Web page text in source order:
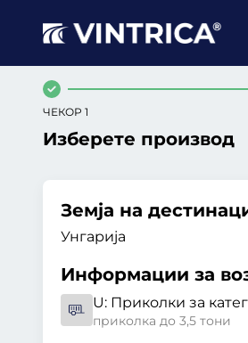
ЧЕКОР 1
Изберете производ
Земја на
Унгарија
Информации за
U: Приколки за
приколка до 3,5 тони